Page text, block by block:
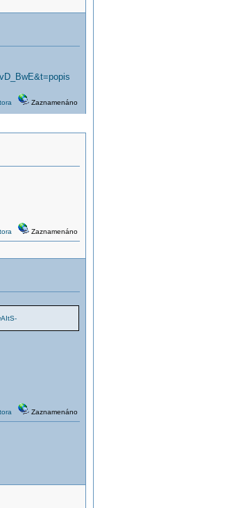
Zaznamenáno
Zaznamenáno
Zaznamenáno